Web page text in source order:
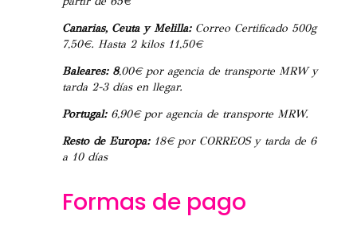
Canarias, Ceuta y Melilla:Correo Certificado 500g
7,50€. Hasta 2 kilos 11,50€
Baleares: 8,00€ por agencia de transporte MRW y
tarda 2-3 días en llegar.
Portugal:6,90€ por agencia de transporte MRW.
Resto de Europa:18€ por CORREOS y tarda de 6
a 10 días
Formas de pago